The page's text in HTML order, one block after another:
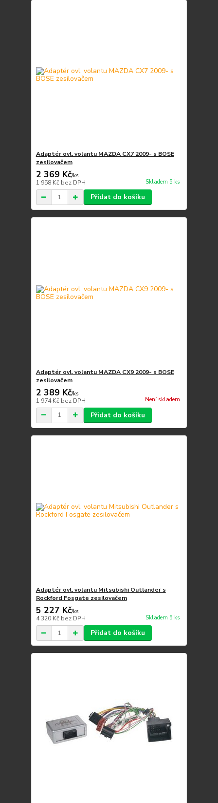
Adaptér ovl. volantu MAZDA CX7 2009- s BOSE
zesilovačem
2 369 Kč/ks
1 958 Kč bez DPH Skladem 5 ks
Přidat do košíku
Adaptér ovl. volantu MAZDA CX9 2009- s BOSE
zesilovačem
2 389 Kč/ks
1 974 Kč bez DPH Není skladem
Přidat do košíku
Adaptér ovl. volantu Mitsubishi Outlander s
Rockford Fosgate zesilovačem
5 227 Kč/ks
4 320 Kč bez DPH Skladem 5 ks
Přidat do košíku